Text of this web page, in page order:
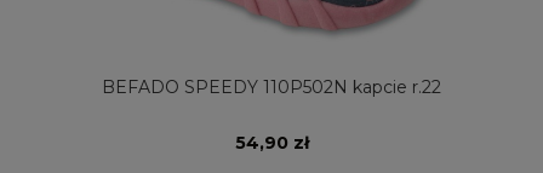
BEFADO SPEEDY 110P502N kapcie r.22
54,90 zł